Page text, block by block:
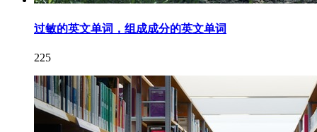
过敏的英文单词，组成成分的英文单词
225